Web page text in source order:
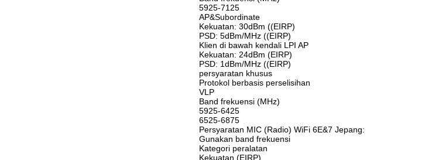
5925-7125
AP&Subordinate
Kekuatan: 30dBm ((EIRP)
PSD: 5dBm/MHz ((EIRP)
Klien di bawah kendali LPI AP
Kekuatan: 24dBm (EIRP)
PSD: 1dBm/MHz ((EIRP)
persyaratan khusus
Protokol berbasis perselisihan
VLP
Band frekuensi (MHz)
5925-6425
6525-6875
Persyaratan MIC (Radio) WiFi 6E&7 Jepang:
Gunakan band frekuensi
Kategori peralatan
Kekuatan (EIRP)